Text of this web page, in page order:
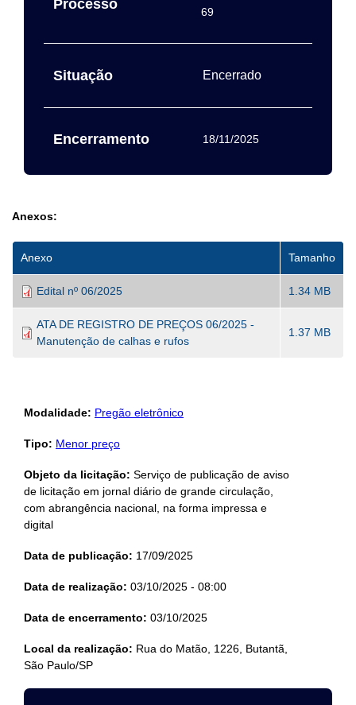
Processo
69
Situação Encerrado
Encerramento 18/11/2025
Anexos:
Anexo Tamanho
Edital nº 06/2025 1.34 MB
ATA DE REGISTRO DE PREÇOS 06/2025 -
Manutenção de calhas e rufos
1.37 MB
Modalidade: Pregão eletrônico
Tipo: Menor preço
Objeto da licitação: Serviço de publicação de aviso
de licitação em jornal diário de grande circulação,
com abrangência nacional, na forma impressa e
digital
Data de publicação: 17/09/2025
Data de realização: 03/10/2025 - 08:00
Data de encerramento: 03/10/2025
Local da realização: Rua do Matão, 1226, Butantã,
São Paulo/SP